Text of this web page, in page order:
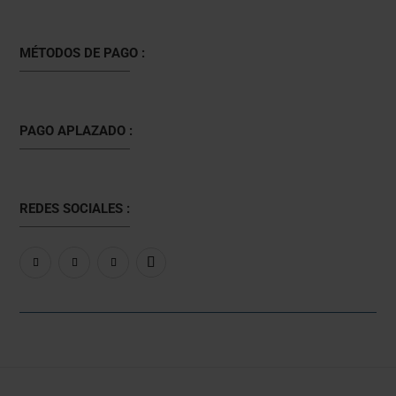
MÉTODOS DE PAGO :
PAGO APLAZADO :
REDES SOCIALES :